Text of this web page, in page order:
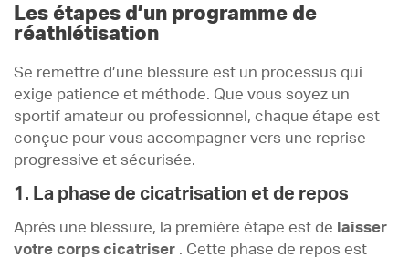
Les étapes d’un programme de
réathlétisation
Se remettre d’une blessure est un processus qui
exige patience et méthode. Que vous soyez un
sportif amateur ou professionnel, chaque étape est
conçue pour vous accompagner vers une reprise
progressive et sécurisée.
1. La phase de cicatrisation et de repos
Après une blessure, la première étape est de
laisser
votre corps cicatriser . Cette phase de repos est